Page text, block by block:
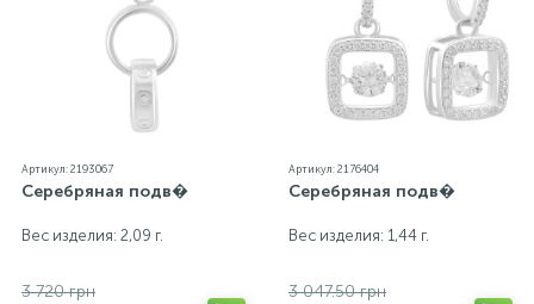
от реальных из-за особенностей цветопередачи
Артикул: 2193067
Серебряная подв�
Вес изделия: 2,09 г.
3 720 грн
Артикул: 2176404
Серебряная подв�
Вес изделия: 1,44 г.
3 047.50 грн